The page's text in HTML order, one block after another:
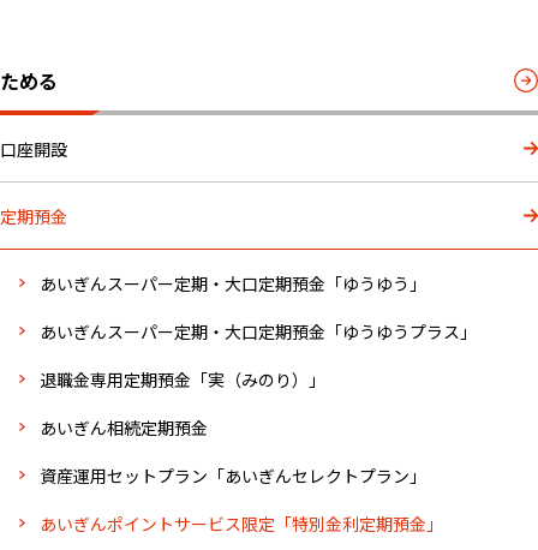
ためる
口座開設
定期預金
あいぎんスーパー定期・大口定期預金「ゆうゆう」
あいぎんスーパー定期・大口定期預金「ゆうゆうプラス」
退職金専用定期預金「実（みのり）」
あいぎん相続定期預金
資産運用セットプラン「あいぎんセレクトプラン」
あいぎんポイントサービス限定「特別金利定期預金」